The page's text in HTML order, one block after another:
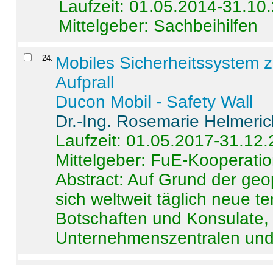
Laufzeit: 01.05.2014-
Mittelgeber: Sachbeihilfen
24. Mobiles Sicherheitssystem
Aufprall
Ducon Mobil - Safety Wall
Dr.-Ing. Rosemarie
Laufzeit: 01.05.2017-
Mittelgeber: FuE-
Abstract:Auf Grund der
sich weltweit täglich neue
Botschaften und
Unternehmenszentralen